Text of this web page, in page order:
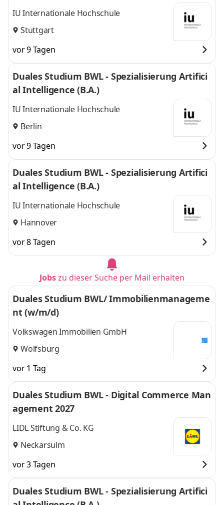
IU Internationale Hochschule
Stuttgart
vor 9 Tagen
Duales Studium BWL - Spezialisierung Artifici
al Intelligence (B.A.)
IU Internationale Hochschule
Berlin
vor 9 Tagen
Duales Studium BWL - Spezialisierung Artifici
al Intelligence (B.A.)
IU Internationale Hochschule
Hannover
vor 8 Tagen
Jobszu dieser Suche per Mail erhalten
Duales Studium BWL/ Immobilienmanageme
nt (w/m/d)
Volkswagen Immobilien GmbH
Wolfsburg
vor 1 Tag
Duales Studium BWL - Digital Commerce Man
agement 2027
LIDL Stiftung & Co. KG
Neckarsulm
vor 3 Tagen
Duales Studium BWL - Spezialisierung Artifici